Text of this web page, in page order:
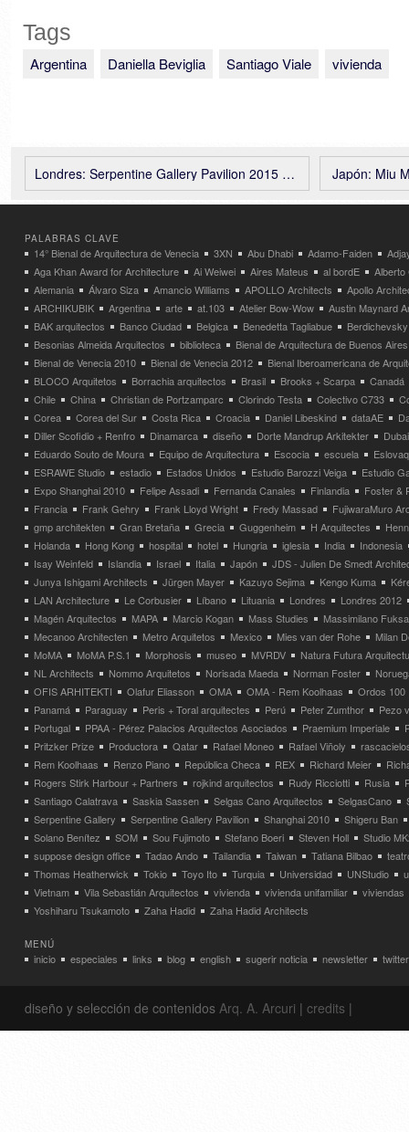
Tags
Argentina Daniella Beviglia Santiago Viale vivienda
Japón: Miu
Londres: Serpentine Gallery Pavilion 2015 – SelgasCano.. primeras imágenes
PALABRAS CLAVE
14° Bienal de Arquitectura de Venecia 3XN Abu Dhabi Adamo-Faiden
Aga Khan Award for Architecture
Ai Weiwei Aires Mateus al bordE
Alberto
Alemania
Álvaro Siza Amancio Williams APOLLO Architects
Apollo
ARCHIKUBIK
Argentina arte at.103 Atelier Bow-Wow
Austin Maynard
BAK arquitectos
Banco Ciudad Belgica Benedetta Tagliabue
Besonias Almeida Arquitectos
biblioteca
Bienal de Arquitectura de Buenos Aires
Bienal de Venecia 2010
Bienal de Venecia 2012
Bienal Iberoamericana de
BLOCO Arquitetos
Borrachia arquitectos Brasil Brooks + Scarpa
Canadá
Chile
China Christian de Portzamparc Clorindo Testa Colectivo C733
Corea
Corea del Sur Costa Rica Croacia Daniel Libeskind dataAE
Diller Scofidio + Renfro
Dinamarca diseño Dorte Mandrup Arkitekter
Dubai
Eduardo Souto de Moura
Equipo de Arquitectura Escocia escuela
ESRAWE Studio
estadio Estados Unidos Estudio Barozzi Veiga
Estudio
Expo Shanghai 2010
Felipe Assadi Fernanda Canales Finlandia
Foster &
Francia
Frank Gehry Frank Lloyd Wright Fredy Massad
FujiwaraMuro
gmp architekten
Gran Bretaña Grecia Guggenheim H Arquitectes
Holanda
Hong Kong hospital hotel Hungria iglesia India
Indonesia
Isay Weinfeld
Islandia Israel Italia Japón
JDS - Julien De Smedt
Junya Ishigami Architects
Jürgen Mayer Kazuyo Sejima Kengo Kuma
LAN Architecture
Le Corbusier Líbano Lituania Londres
Londres 2012
Magén Arquitectos
MAPA Marcio Kogan Mass Studies
Massimilano
Mecanoo Architecten
Metro Arquitetos Mexico Mies van der Rohe
Milan
MoMA
MoMA P.S.1 Morphosis museo MVRDV
Natura Futura
NL Architects
Nommo Arquitetos Norisada Maeda Norman Foster
OFIS ARHITEKTI
Olafur Eliasson OMA OMA - Rem Koolhaas
Ordos 100
Panamá
Paraguay Peris + Toral arquitectes Perú Peter Zumthor
Pezo
Portugal
PPAA - Pérez Palacios Arquitectos Asociados Praemium Imperiale
Pritzker Prize
Productora Qatar Rafael Moneo Rafael Viñoly
Rem Koolhaas
Renzo Piano República Checa REX Richard Meier
Rogers Stirk Harbour + Partners
rojkind arquitectos Rudy Ricciotti Rusia
Santiago Calatrava
Saskia Sassen Selgas Cano Arquitectos SelgasCano
Serpentine Gallery
Serpentine Gallery Pavilion Shanghai 2010
Shigeru Ban
Solano Benítez
SOM Sou Fujimoto Stefano Boeri Steven Holl
Studio
suppose design office
Tadao Ando Tailandia Taiwan Tatiana Bilbao
Thomas Heatherwick
Tokio Toyo Ito Turquia Universidad UNStudio
Vietnam
Vila Sebastián Arquitectos vivienda vivienda unifamiliar
viviendas
Yoshiharu Tsukamoto
Zaha Hadid Zaha Hadid Architects
MENÚ
inicio especiales links blog english sugerir noticia newsletter twitter
diseño y selección de contenidos Arq. A. Arcuri | credits |